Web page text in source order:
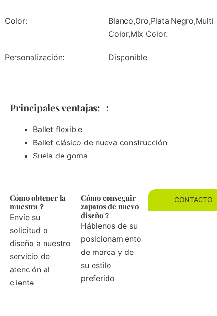
Color:
Blanco,Oro,Plata,Negro,Multi
Color,Mix Color.
Personalización: Disponible
Principales ventajas: ：
Ballet flexible
Ballet clásico de nueva construcción
Suela de goma
Cómo obtener la
muestra？
Envíe su
solicitud o
diseño a nuestro
servicio de
atención al
cliente
Cómo conseguir
zapatos de nuevo
diseño？
Háblenos de su
posicionamiento
de marca y de
su estilo
preferido
CONTACTO